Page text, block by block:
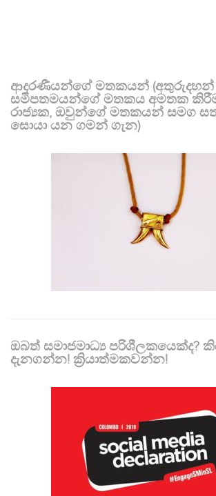
ආදරණීයන්ගේ මතකයන් (අතුරුදහන්
සමීපතමයන්ගේ මතකය අමතක
රාජ්‍යක, ඔවුන්ගේ මතකයන් සමග
සොයා යන ගමන් ගැන)
ඔබත් සමාජමාධ්‍ය පරිශීලකයෙක්ද?
දැනගන්න! ක්‍රියාත්මකවන්න!